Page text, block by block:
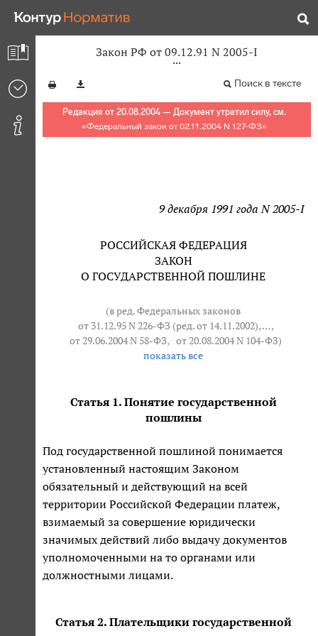
Закон РФ от 09.12.91 N 2005-I
Поиск в тексте
Редакция от 20.08.2004 — Документ утратил силу, см.
«Федеральный закон от 02.11.2004 N 127-ФЗ»
9 декабря 1991 года N 2005-I
РОССИЙСКАЯ ФЕДЕРАЦИЯ
ЗАКОН
О ГОСУДАРСТВЕННОЙ ПОШЛИНЕ
(в ред. Федеральных законов
от 31.12.95 N 226-ФЗ (ред. от 14.11.2002), … ,
от 29.06.2004 N 58-ФЗ, от 20.08.2004 N 104-ФЗ)
показать все
Статья 1. Понятие государственной
пошлины
Под государственной пошлиной понимается
установленный настоящим Законом
обязательный и действующий на всей
территории Российской Федерации платеж,
взимаемый за совершение юридически
значимых действий либо выдачу документов
уполномоченными на то органами или
должностными лицами.
Статья 2. Плательщики государственной